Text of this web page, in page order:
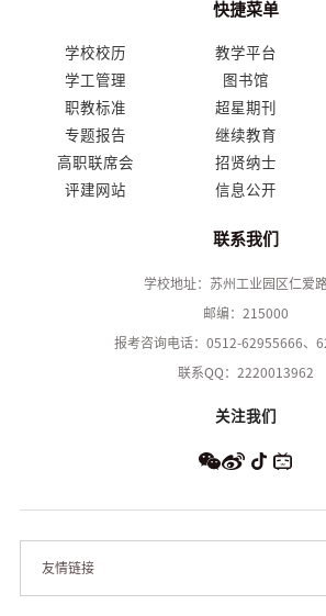
快捷菜单
学校校历 教学平台
学工管理
图书馆
职教标准
超星期刊
专题报告
继续教育
高职联席会
招贤纳士
评建网站
信息公开
联系我们
学校地址：苏州工业园区仁爱
邮编：215000
报考咨询电话：0512-62955666、
联系QQ：2220013962
关注我们
友情链接